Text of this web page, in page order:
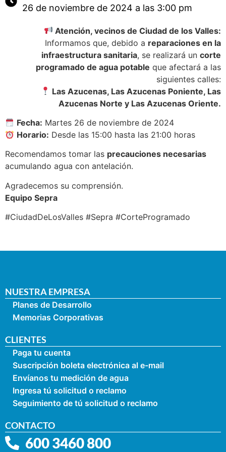
26 de noviembre de 2024 a las 3:00 pm
Atención, vecinos de Ciudad de los Valles:
Informamos que, debido a reparaciones en la
infraestructura sanitaria, se realizará un corte
programado de agua potable que afectará a las
siguientes calles:
Las Azucenas, Las Azucenas Poniente, Las
Azucenas Norte y Las Azucenas Oriente.
Fecha: Martes 26 de noviembre de 2024
Horario: Desde las 15:00 hasta las 21:00 horas
Recomendamos tomar las precauciones necesarias
acumulando agua con antelación.
Agradecemos su comprensión.
Equipo Sepra
#CiudadDeLosValles #Sepra #CorteProgramado
NUESTRA EMPRESA
Planes de Desarrollo
Memorias Corporativas
CLIENTES
Paga tu cuenta
Suscripción boleta electrónica al e-mail
Envíanos tu medición de agua
Ingresa tú solicitud o reclamo
Seguimiento de tú solicitud o reclamo
CONTACTO
600 3460 800